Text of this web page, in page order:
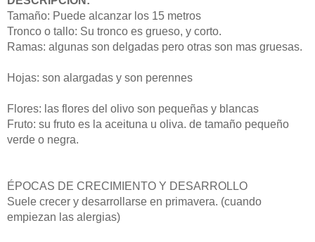
Tamaño: Puede alcanzar los 15 metros
Tronco o tallo: Su tronco es grueso, y corto.
Ramas: algunas son delgadas pero otras son mas gruesas.
Hojas: son alargadas y son perennes
Flores: las flores del olivo son pequeñas y blancas
Fruto: su fruto es la aceituna u oliva. de tamaño pequeño
verde o negra.
ÉPOCAS DE CRECIMIENTO Y DESARROLLO
Suele crecer y desarrollarse en primavera. (cuando
empiezan las alergias)